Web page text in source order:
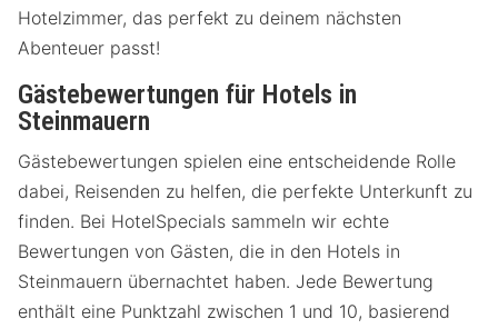
Hotelzimmer, das perfekt zu deinem nächsten
Abenteuer passt!
Gästebewertungen für Hotels in
Steinmauern
Gästebewertungen spielen eine entscheidende Rolle
dabei, Reisenden zu helfen, die perfekte Unterkunft zu
finden. Bei HotelSpecials sammeln wir echte
Bewertungen von Gästen, die in den Hotels in
Steinmauern übernachtet haben. Jede Bewertung
enthält eine Punktzahl zwischen 1 und 10, basierend